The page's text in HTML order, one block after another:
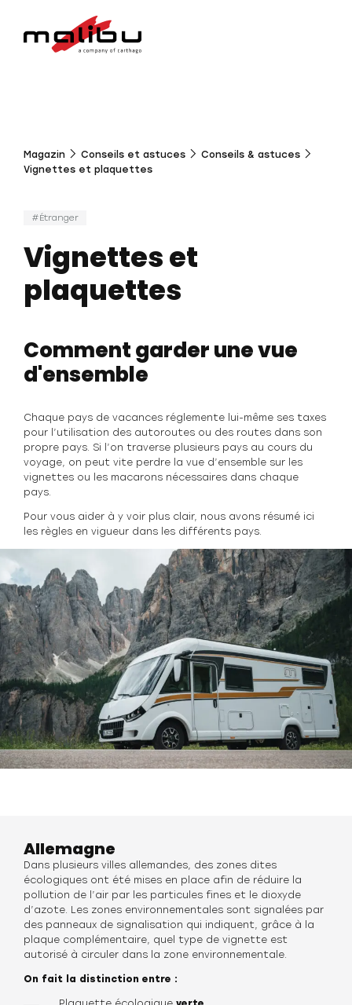
Magazin Conseils et astuces
Conseils & astuces
Vignettes et plaquettes
Étranger
Vignettes et
plaquettes
Comment garder une vue
d'ensemble
Chaque pays de vacances réglemente lui-même ses taxes
pour l’utilisation des autoroutes ou des routes dans son
propre pays. Si l’on traverse plusieurs pays au cours du
voyage, on peut vite perdre la vue d’ensemble sur les
vignettes ou les macarons nécessaires dans chaque
pays.
Pour vous aider à y voir plus clair, nous avons résumé ici
les règles en vigueur dans les différents pays.
Allemagne
Dans plusieurs villes allemandes, des zones dites
écologiques ont été mises en place afin de réduire la
pollution de l’air par les particules fines et le dioxyde
d’azote. Les zones environnementales sont signalées par
des panneaux de signalisation qui indiquent, grâce à la
plaque complémentaire, quel type de vignette est
autorisé à circuler dans la zone environnementale.
On fait la distinction entre :